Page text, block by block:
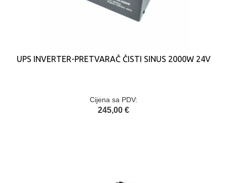
UPS INVERTER-PRETVARAČ ČISTI SINUS 2000W 24V
Cijena sa PDV:
245,00 €